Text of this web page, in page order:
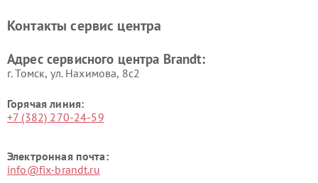
Контакты сервис центра
Адрес сервисного центра Brandt:
г. Томск, ул. Нахимова, 8с2
Горячая линия:
+7 (382) 270-24-59
Электронная почта:
info@fix-brandt.ru